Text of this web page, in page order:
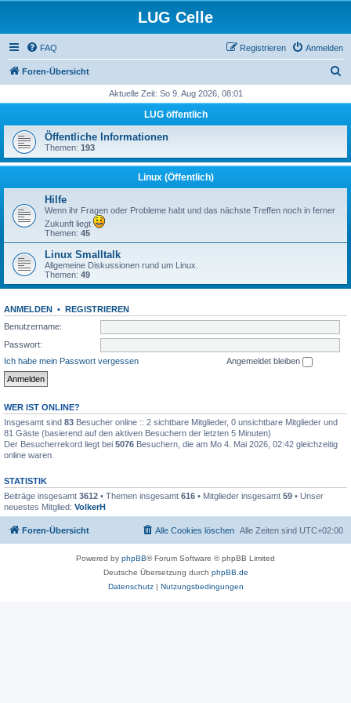
LUG Celle
FAQ Anmelden
Registrieren
Foren-Übersicht
h
Aktuelle Zeit: So 9. Aug 2026, 08:01
LUG öffentlich
Öffentliche Informationen
Themen: 193
Linux (Öffentlich)
Hilfe
Wenn ihr Fragen oder Probleme habt und das nächste Treffen noch in ferner
Zukunft liegt
Themen: 45
Linux Smalltalk
Allgemeine Diskussionen rund um Linux.
Themen: 49
ANMELDEN • REGISTRIEREN
Benutzername:
Passwort:
Ich habe mein Passwort vergessen
Angemeldet bleiben
WER IST ONLINE?
Insgesamt sind 83 Besucher online :: 2 sichtbare Mitglieder, 0 unsichtbare Mitglieder und
81 Gäste (basierend auf den aktiven Besuchern der letzten 5 Minuten)
Der Besucherrekord liegt bei 5076 Besuchern, die am Mo 4. Mai 2026, 02:42 gleichzeitig
online waren.
STATISTIK
Beiträge insgesamt 3612 • Themen insgesamt 616 • Mitglieder insgesamt 59 • Unser
neuestes Mitglied: VolkerH
Foren-Übersicht Alle Zeiten sind UTC+02:00
Alle Cookies löschen
Powered by phpBB® Forum Software © phpBB Limited
Deutsche Übersetzung durch phpBB.de
Datenschutz| Nutzungsbedingungen